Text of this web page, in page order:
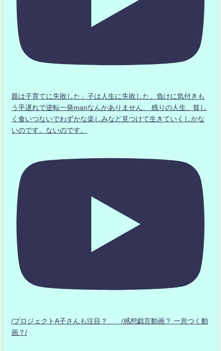
親は子育てに失敗した」子は人生に失敗した。負けに気付きも
う手遅れで逆転一発manなんかありません、 残りの人生、貧し
く食いつないでわずかな楽しみなど見つけて生きていくしかな
いのです。ないのです。
/プロジェクトA子さんも注目？ /感想戯言動画？.一息つく動
画？/